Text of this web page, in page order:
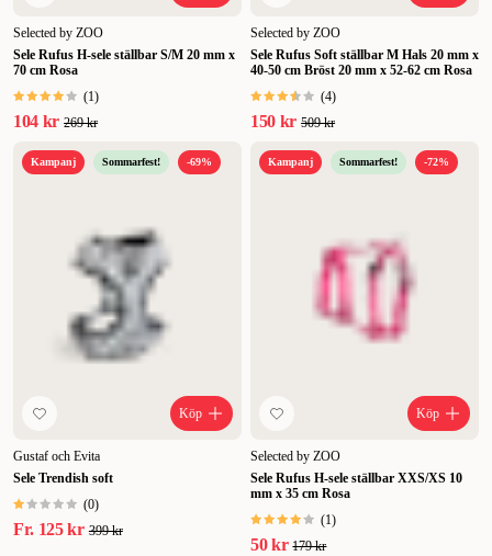
Selected by ZOO
Sele Rufus H-sele ställbar S/M 20 mm x
70 cm Rosa
(1)
104 kr 269 kr
Selected by ZOO
Sele Rufus Soft ställbar M Hals 20 mm x
40-50 cm Bröst 20 mm x 52-62 cm Rosa
(4)
150 kr 509 kr
Kampanj Sommarfest! -69%
Köp
Gustaf och Evita
Sele Trendish soft
(0)
Fr. 125 kr 399 kr
Kampanj Sommarfest! -72%
Köp
Selected by ZOO
Sele Rufus H-sele ställbar XXS/XS 10
mm x 35 cm Rosa
(1)
50 kr 179 kr